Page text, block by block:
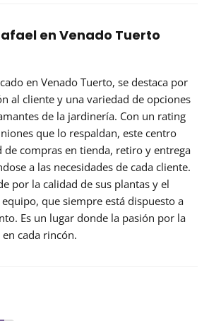
en Venado Tuerto
en Venado Tuerto, se destaca por
al cliente y una variedad de opciones
de la jardinería. Con un rating
que lo respaldan, este centro
de compras en tienda, retiro y entrega
a las necesidades de cada cliente.
por la calidad de sus plantas y el
que siempre está dispuesto a
Es un lugar donde la pasión por la
cada rincón.